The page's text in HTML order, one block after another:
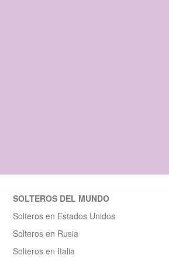
SOLTEROS DEL MUNDO
Solteros en Estados Unidos
Solteros en Rusia
Solteros en Italia